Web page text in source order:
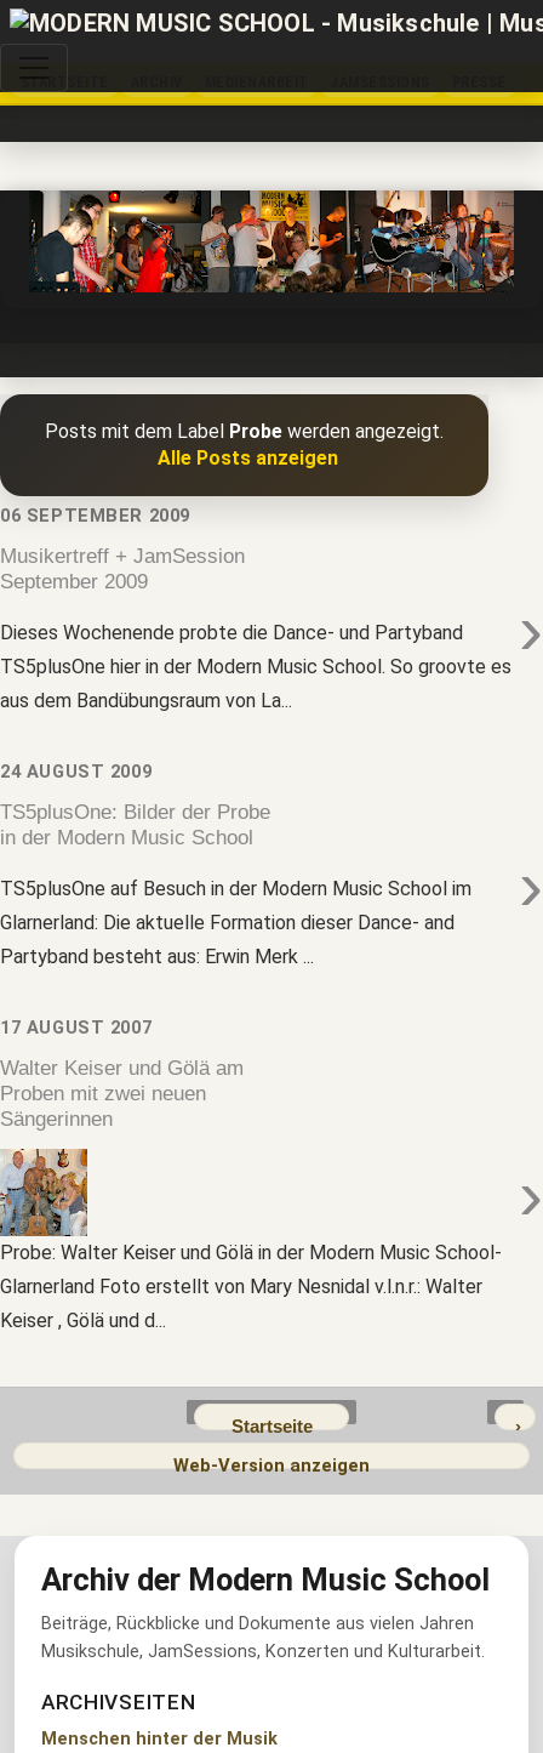
STARTSEITE
Posts mit dem Label Probe werden angezeigt.
Alle Posts anzeigen
06 SEPTEMBER 2009
Musikertreff + JamSession
September 2009
›
Dieses Wochenende probte die Dance- und Partyband
TS5plusOne hier in der Modern Music School. So groovte es
aus dem Bandübungsraum von La...
24 AUGUST 2009
TS5plusOne: Bilder der Probe
in der Modern Music School
›
TS5plusOne auf Besuch in der Modern Music School im
Glarnerland: Die aktuelle Formation dieser Dance- and
Partyband besteht aus: Erwin Merk ...
17 AUGUST 2007
Walter Keiser und Gölä am
Proben mit zwei neuen
Sängerinnen
›
Probe: Walter Keiser und Gölä in der Modern Music School-
Glarnerland Foto erstellt von Mary Nesnidal v.l.n.r.: Walter
Keiser , Gölä und d...
›
Startseite
Web-Version anzeigen
Archiv der Modern Music School
Beiträge, Rückblicke und Dokumente aus vielen Jahren
Musikschule, JamSessions, Konzerten und Kulturarbeit.
ARCHIVSEITEN
Menschen hinter der Musik